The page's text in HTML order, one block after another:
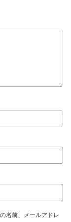
名前、メールアドレ